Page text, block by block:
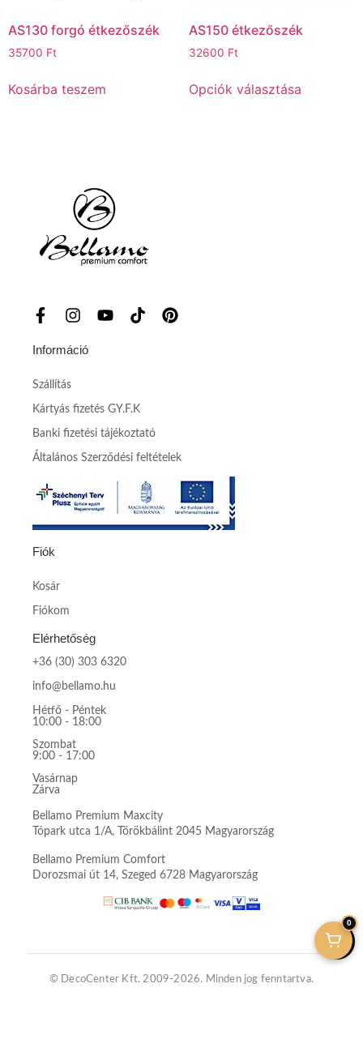
AS130 forgó étkezőszék
35700 Ft
Kosárba teszem
AS150 étkezőszék
32600 Ft
Opciók választása
Információ
Szállítás
Kártyás fizetés GY.F.K
Banki fizetési tájékoztató
Általános Szerződési feltételek
Fiók
Kosár
Fiókom
Elérhetőség
+36 (30) 303 6320
info@bellamo.hu
Hétfő - Péntek
10:00 - 18:00
Szombat
9:00 - 17:00
Vasárnap
Zárva
Bellamo Premium Maxcity
Tópark utca 1/A, Törökbálint 2045 Magyarország
Bellamo Premium Comfort
Dorozsmai út 14, Szeged 6728 Magyarország
© DecoCenter Kft. 2009-2026. Minden jog fenntartva.
0